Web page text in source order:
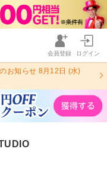
会員登録 ログイン
お知らせ 8月12日 (水)